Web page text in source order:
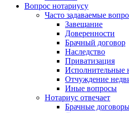
Вопрос нотариусу
Часто задаваемые
Завещание
Доверенности
Брачный договор
Наследство
Приватизация
Исполнительные
Отчуждение
Иные вопросы
Нотариус отвечает
Брачные